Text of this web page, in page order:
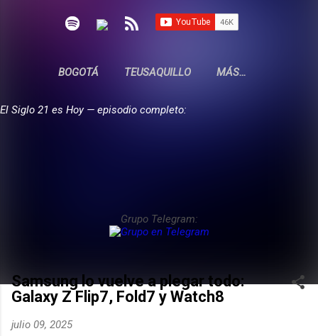
BOGOTÁ TEUSAQUILLO MÁS…
El Siglo 21 es Hoy — episodio completo:
Grupo Telegram:
Samsung lo vuelve a plegar todo:
Galaxy Z Flip7, Fold7 y Watch8
julio 09, 2025